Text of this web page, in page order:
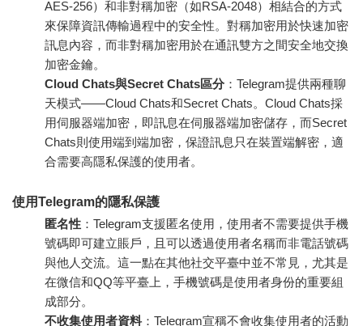
AES-256）和非對稱加密（如RSA-2048）相結合的方式
來保障資訊傳輸過程中的安全性。對稱加密用於快速加密
訊息內容，而非對稱加密用於在通訊雙方之間安全地交換
加密金鑰。
Cloud Chats與Secret Chats區分：Telegram提供兩種聊
天模式——Cloud Chats和Secret Chats。Cloud Chats採
用伺服器端加密，即訊息在伺服器端加密儲存，而Secret
Chats則使用端到端加密，保證訊息只在裝置端解密，適
合需要高隱私保護的使用者。
使用Telegram的隱私保護
匿名性 ：Telegram支援匿名使用，使用者不需要提供手機
號碼即可建立賬戶，且可以透過使用者名稱而非電話號碼
與他人交流。這一點在其他社交平臺中並不常見，尤其是
在微信和QQ等平臺上，手機號碼是使用者身份的重要組
成部分。
不收集使用者資料 ：Telegram宣稱不會收集使用者的活動